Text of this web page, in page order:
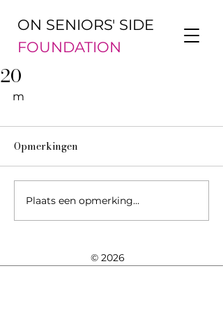
ON SENIORS' SIDE
FOUNDATION
20
m
Opmerkingen
Plaats een opmerking...
© 2026